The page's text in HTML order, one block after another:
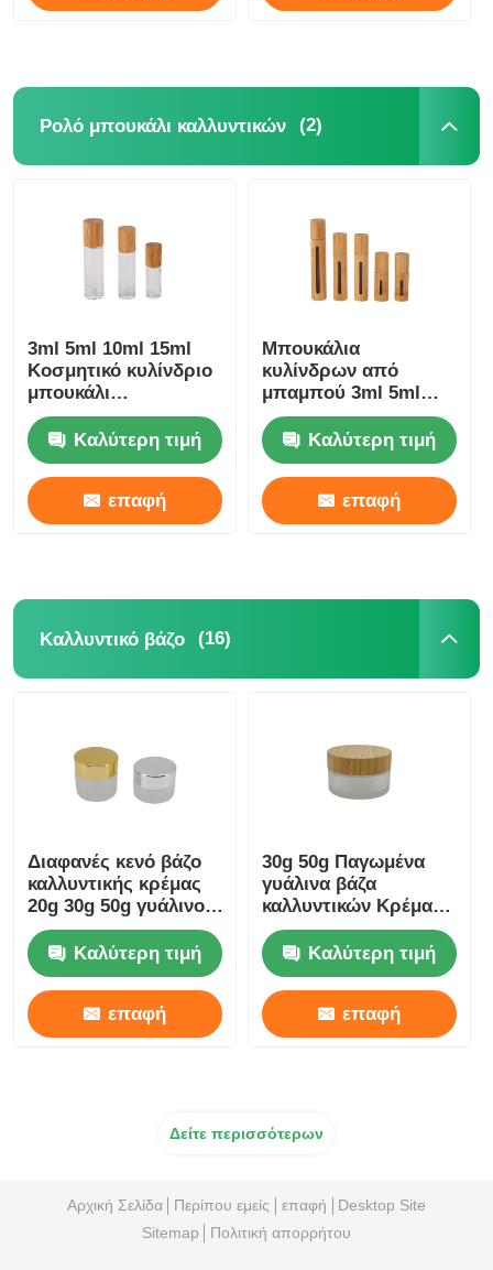
Ρολό μπουκάλι καλλυντικών (2)
3ml 5ml 10ml 15ml
Κοσμητικό κυλίνδριο
μπουκάλι
Επαναγεμιστέα
αιθέρια έλαια
κυλίνδριο μπουκάλι
Καλύτερη τιμή
επαφή
Μπουκάλια
κυλίνδρων από
μπαμπού 3ml 5ml
10ml 15ml
κυλίνδρους από
ανοξείδωτο χάλυβα
Καλύτερη τιμή
επαφή
Καλλυντικό βάζο (16)
Διαφανές κενό βάζο
καλλυντικής κρέμας
20g 30g 50g γυάλινο
παγωμένο βάζο
Καλύτερη τιμή
επαφή
30g 50g Παγωμένα
γυάλινα βάζα
καλλυντικών Κρέμα
προσώπου
πολυτέλειας
Καλύτερη τιμή
επαφή
Δείτε περισσότερων
Αρχική Σελίδα Περίπου εμείς επαφή
Desktop Site
Sitemap
Πολιτική απορρήτου